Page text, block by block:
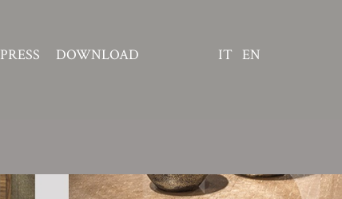
PRESS DOWNLOAD IT EN